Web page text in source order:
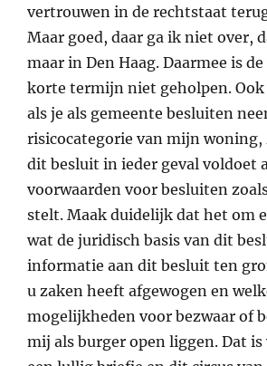
vertrouwen in de rechtstaat
Maar goed, daar ga ik niet over,
maar in Den Haag. Daarmee is
korte termijn niet geholpen. Ook
als je als gemeente besluiten
risicocategorie van mijn woning,
dit besluit in ieder geval voldoet
voorwaarden voor besluiten
stelt. Maak duidelijk dat het om
wat de juridisch basis van dit
informatie aan dit besluit ten
u zaken heeft afgewogen en
mogelijkheden voor bezwaar of
mij als burger open liggen. Dat is